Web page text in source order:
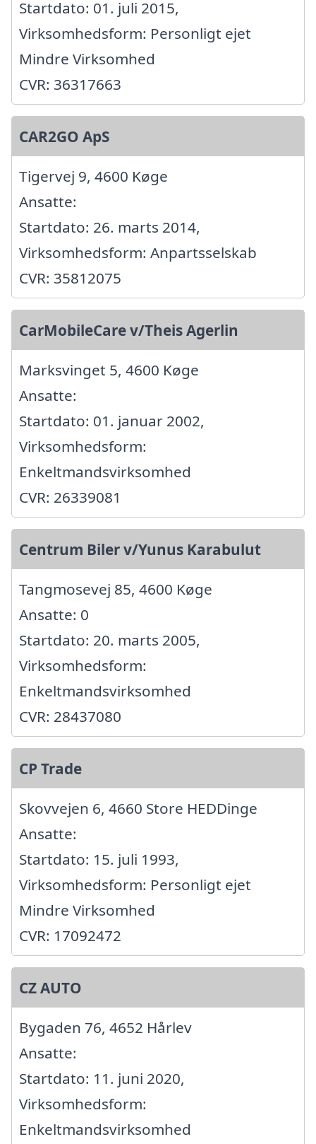
Startdato: 01. juli 2015,
Virksomhedsform: Personligt ejet
Mindre Virksomhed
CVR: 36317663
CAR2GO ApS
Tigervej 9, 4600 Køge
Ansatte:
Startdato: 26. marts 2014,
Virksomhedsform: Anpartsselskab
CVR: 35812075
CarMobileCare v/Theis Agerlin
Marksvinget 5, 4600 Køge
Ansatte:
Startdato: 01. januar 2002,
Virksomhedsform:
Enkeltmandsvirksomhed
CVR: 26339081
Centrum Biler v/Yunus Karabulut
Tangmosevej 85, 4600 Køge
Ansatte: 0
Startdato: 20. marts 2005,
Virksomhedsform:
Enkeltmandsvirksomhed
CVR: 28437080
CP Trade
Skovvejen 6, 4660 Store HEDDinge
Ansatte:
Startdato: 15. juli 1993,
Virksomhedsform: Personligt ejet
Mindre Virksomhed
CVR: 17092472
CZ AUTO
Bygaden 76, 4652 Hårlev
Ansatte:
Startdato: 11. juni 2020,
Virksomhedsform:
Enkeltmandsvirksomhed